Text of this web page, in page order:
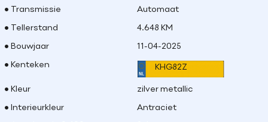
Transmissie Automaat
Tellerstand 4.648 KM
Bouwjaar 11-04-2025
Kenteken KHG82Z
Kleur zilver metallic
Interieurkleur Antraciet